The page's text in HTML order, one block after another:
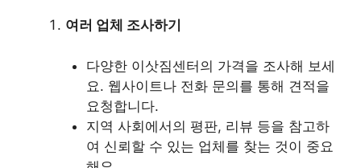
여러 업체 조사하기
다양한 이삿짐센터의 가격을 조사해 보세
요. 웹사이트나 전화 문의를 통해 견적을
요청합니다.
지역 사회에서의 평판, 리뷰 등을 참고하
여 신뢰할 수 있는 업체를 찾는 것이 중요